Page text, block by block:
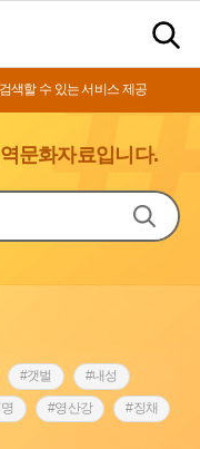
색할 수 있는 서비스 제공
문화자료입니다.
#갯벌 #내성
#영산강 #징채